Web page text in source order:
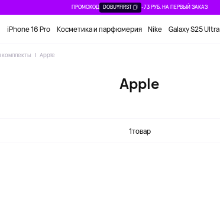
ПРОМОКОД DOBUYFIRST -73 РУБ. НА ПЕРВЫЙ ЗАКАЗ
iPhone 16 Pro Косметика и парфюмерия Nike Galaxy S25 Ultra
комплекты Apple
Apple
1товар